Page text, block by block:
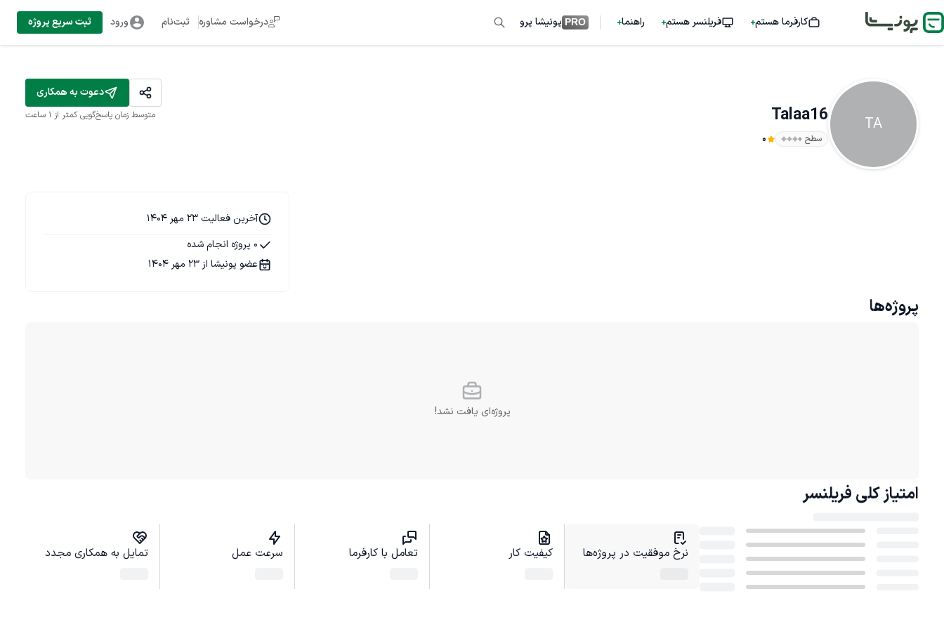
کارفرما هستم فریلنسر هستم راهنما PRO پونیشا پرو درخواست مشاوره ثبت‌نام ورود ثبت سریع پروژه
TA
Talaa16
سطح ۰ 0
دعوت به همکاری
متوسط زمان پاسخ‌گویی کمتر از 1 ساعت
آخرین فعالیت 23 مهر 1404
0 پروژه انجام شده
عضو پونیشا از 23 مهر 1404
پروژه‌ها
پروژه‌ای یافت نشد!
امتیاز کلی فریلنسر
نرخ موفقیت در پروژه‌ها کیفیت کار تعامل با کارفرما سرعت عمل تمایل به همکاری مجدد